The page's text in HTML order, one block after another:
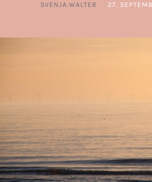
SVENJA.WALTER
POSTED ON
27.